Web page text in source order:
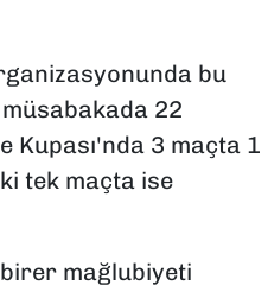
bu
22
Kupası'nda 3 maçta 1
tek maçta ise
birer mağlubiyeti